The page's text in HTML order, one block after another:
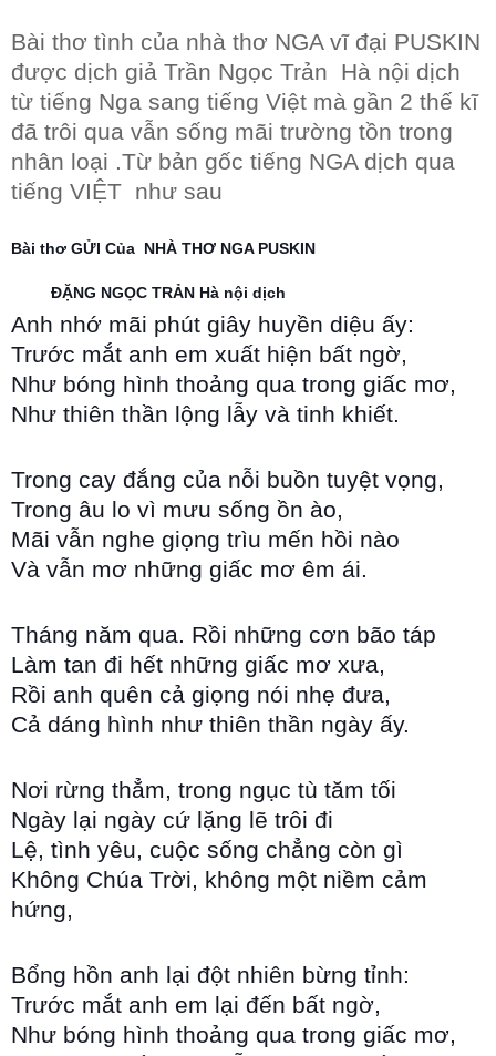
Bài thơ tình của nhà thơ NGA vĩ đại PUSKIN
được dịch giả Trần Ngọc Trản Hà nội dịch
từ tiếng Nga sang tiếng Việt mà gần 2 thế kĩ
đã trôi qua vẫn sống mãi trường tồn trong
nhân loại .Từ bản gốc tiếng NGA dịch qua
tiếng VIỆT như sau
Bài thơ GỬI Của NHÀ THƠ NGA PUSKIN
ĐẶNG NGỌC TRẢN Hà nội dịch
Anh nhớ mãi phút giây huyền diệu ấy:
Trước mắt anh em xuất hiện bất ngờ,
Như bóng hình thoảng qua trong giấc mơ,
Như thiên thần lộng lẫy và tinh khiết.
Trong cay đắng của nỗi buồn tuyệt vọng,
Trong âu lo vì mưu sống ồn ào,
Mãi vẫn nghe giọng trìu mến hồi nào
Và vẫn mơ những giấc mơ êm ái.
Tháng năm qua. Rồi những cơn bão táp
Làm tan đi hết những giấc mơ xưa,
Rồi anh quên cả giọng nói nhẹ đưa,
Cả dáng hình như thiên thần ngày ấy.
Nơi rừng thẳm, trong ngục tù tăm tối
Ngày lại ngày cứ lặng lẽ trôi đi
Lệ, tình yêu, cuộc sống chẳng còn gì
Không Chúa Trời, không một niềm cảm
hứng,
Bổng hồn anh lại đột nhiên bừng tỉnh:
Trước mắt anh em lại đến bất ngờ,
Như bóng hình thoảng qua trong giấc mơ,